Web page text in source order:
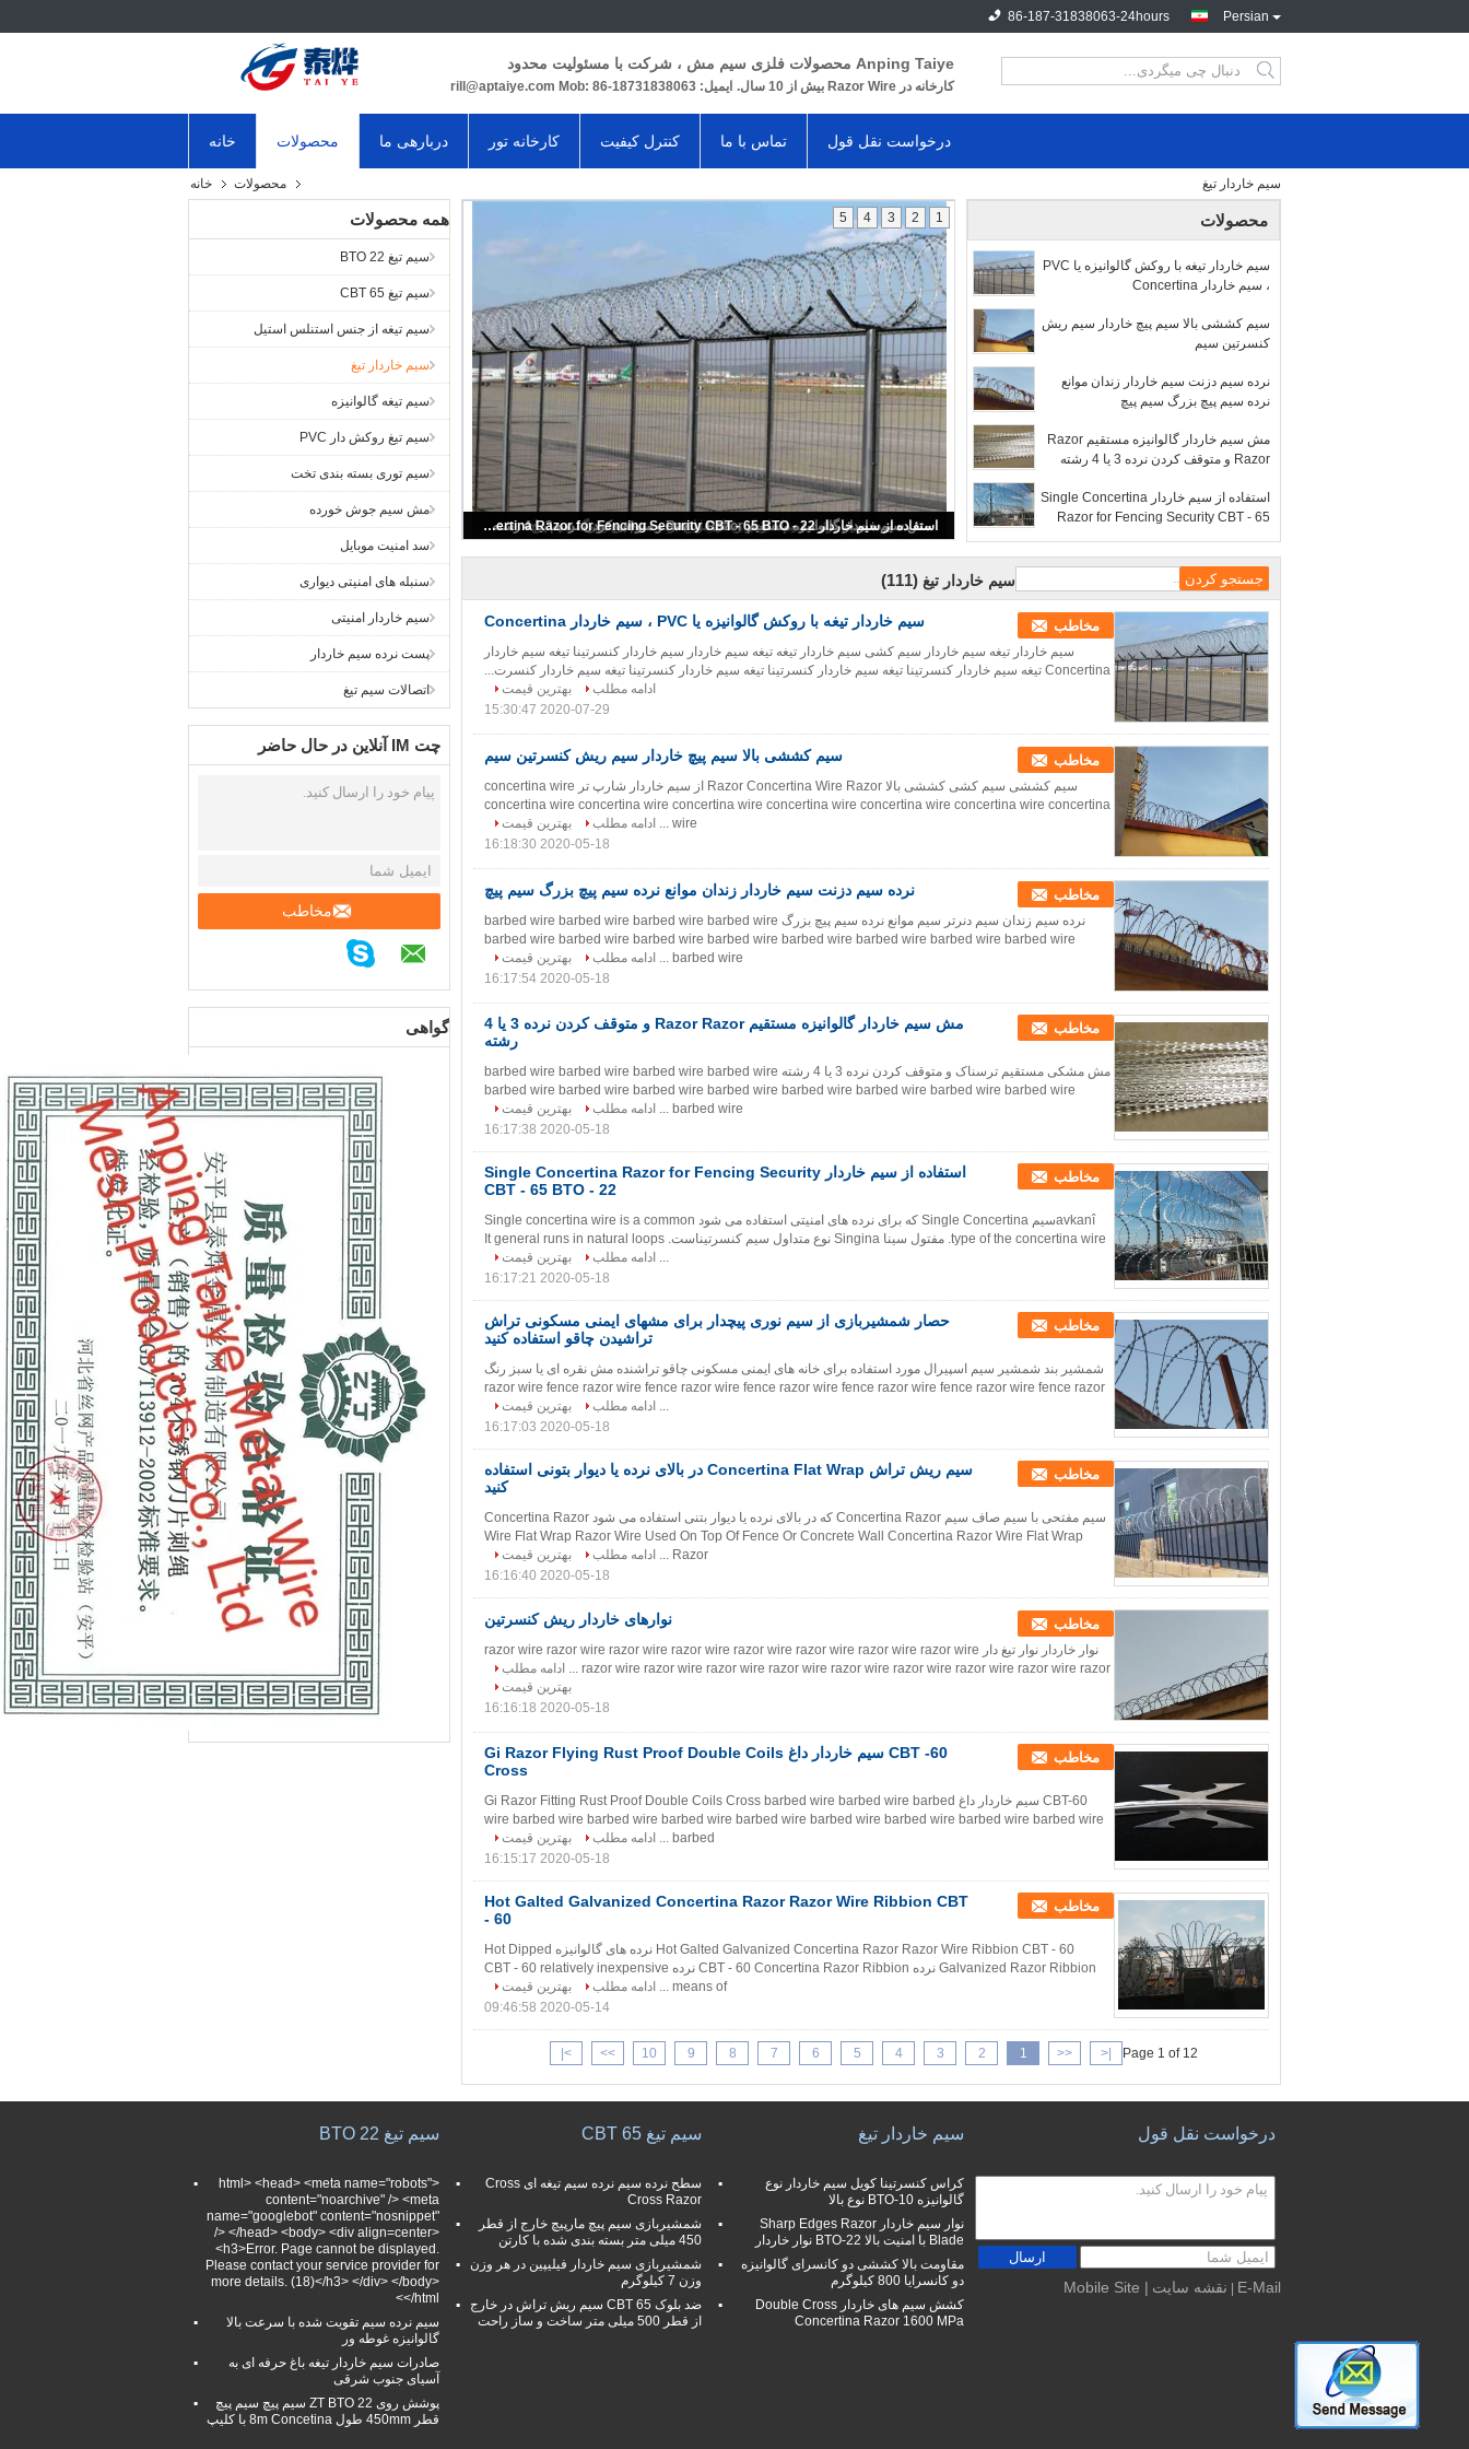
Persian
86-187-31838063-24hours
Anping Taiye محصولات فلزی سیم مش ، شرکت با مسئولیت محدود
کارخانه در Razor Wire بیش از 10 سال. ایمیل: rill@aptaiye.com Mob: 86-18731838063
خانه محصولات دربارهی ما کارخانه تور کنترل کیفیت تماس با ما درخواست نقل قول
خانه محصولات سیم خاردار تیغ
همه محصولات
سیم تیغ BTO 22
سیم تیغ CBT 65
سیم تیغه از جنس استنلس استیل
سیم خاردار تیغ
سیم تیغه گالوانیزه
سیم تیغ روکش دار PVC
سیم توری بسته بندی تخت
مش سیم جوش خورده
سد امنیت موبایل
سنبله های امنیتی دیواری
سیم خاردار امنیتی
پست نرده سیم خاردار
اتصالات سیم تیغ
چت IM آنلاین در حال حاضر
مخاطب
گواهی
سیم خاردار تیغه با روکش گالوانیزه یا PVC ، سیم خاردار Concertina
1
2
3
4
5 محصولات
سیم خاردار تیغه با روکش گالوانیزه یا PVC
، سیم خاردار Concertina
سیم کششی بالا سیم پیچ خاردار سیم ریش
کنسرتین سیم
نرده سیم دزنت سیم خاردار زندان موانع
نرده سیم پیچ بزرگ سیم پیچ
مش سیم خاردار گالوانیزه مستقیم Razor
Razor و متوقف کردن نرده 3 یا 4 رشته
استفاده از سیم خاردار Single Concertina
Razor for Fencing Security CBT - 65
سیم خاردار تیغ (111)
سیم خاردار تیغه با روکش گالوانیزه یا PVC ، سیم خاردار Concertina مخاطب
سیم خاردار تیغه سیم خاردار سیم کشی سیم خاردار تیغه تیغه سیم خاردار سیم خاردار کنسرتینا تیغه سیم خاردار
Concertina تیغه سیم خاردار کنسرتینا تیغه سیم خاردار کنسرتینا تیغه سیم خاردار کنسرتینا تیغه سیم خاردار کنسرت...
ادامه مطلب
بهترین قیمت
2020-07-29 15:30:47
سیم کششی بالا سیم پیچ خاردار سیم ریش کنسرتین سیم مخاطب
سیم کششی سیم کشی کششی بالا Razor Concertina Wire Razor از سیم خاردار شارپ تر concertina wire
concertina wire concertina wire concertina wire concertina wire concertina wire concertina wire concertina
wire ...
ادامه مطلب
بهترین قیمت
2020-05-18 16:18:30
نرده سیم دزنت سیم خاردار زندان موانع نرده سیم پیچ بزرگ سیم پیچ مخاطب
نرده سیم زندان سیم دنرتر سیم موانع نرده سیم پیچ بزرگ barbed wire barbed wire barbed wire barbed wire
barbed wire barbed wire barbed wire barbed wire barbed wire barbed wire barbed wire barbed wire
barbed wire ...
ادامه مطلب
بهترین قیمت
2020-05-18 16:17:54
مش سیم خاردار گالوانیزه مستقیم Razor Razor و متوقف کردن نرده 3 یا 4
رشته
مخاطب
مش مشکی مستقیم ترسناک و متوقف کردن نرده 3 یا 4 رشته barbed wire barbed wire barbed wire barbed wire
barbed wire barbed wire barbed wire barbed wire barbed wire barbed wire barbed wire barbed wire
barbed wire ...
ادامه مطلب
بهترین قیمت
2020-05-18 16:17:38
استفاده از سیم خاردار Single Concertina Razor for Fencing Security
CBT - 65 BTO - 22
مخاطب
avkanîسیم Single Concertina که برای نرده های امنیتی استفاده می شود Single concertina wire is a common
type of the concertina wire. مفتول سینا Singina نوع متداول سیم کنسرتیناست. It general runs in natural loops
... ادامه مطلب
بهترین قیمت
2020-05-18 16:17:21
حصار شمشیربازی از سیم نوری پیچدار برای مشهای ایمنی مسکونی تراش
تراشیدن چاقو استفاده کنید
مخاطب
شمشیر بند شمشیر سیم اسپیرال مورد استفاده برای خانه های ایمنی مسکونی چاقو تراشنده مش نقره ای یا سبز رنگ
razor wire fence razor wire fence razor wire fence razor wire fence razor wire fence razor wire fence razor
... ادامه مطلب
بهترین قیمت
2020-05-18 16:17:03
سیم ریش تراش Concertina Flat Wrap در بالای نرده یا دیوار بتونی استفاده
کنید
مخاطب
سیم مفتحی با سیم صاف سیم Concertina Razor که در بالای نرده یا دیوار بتنی استفاده می شود Concertina Razor
Wire Flat Wrap Razor Wire Used On Top Of Fence Or Concrete Wall Concertina Razor Wire Flat Wrap
Razor ...
ادامه مطلب
بهترین قیمت
2020-05-18 16:16:40
نوارهای خاردار ریش کنسرتین مخاطب
نوار خاردار نوار تیغ دار razor wire razor wire razor wire razor wire razor wire razor wire razor wire razor wire
razor wire razor wire razor wire razor wire razor wire razor wire razor wire razor wire razor ...
ادامه مطلب
بهترین قیمت
2020-05-18 16:16:18
CBT -60 سیم خاردار داغ Gi Razor Flying Rust Proof Double Coils
Cross
مخاطب
CBT-60 سیم خاردار داغ Gi Razor Fitting Rust Proof Double Coils Cross barbed wire barbed wire barbed
wire barbed wire barbed wire barbed wire barbed wire barbed wire barbed wire barbed wire barbed wire
barbed ...
ادامه مطلب
بهترین قیمت
2020-05-18 16:15:17
Hot Galted Galvanized Concertina Razor Razor Wire Ribbion CBT
- 60
مخاطب
Hot Galted Galvanized Concertina Razor Razor Wire Ribbion CBT - 60 نرده های گالوانیزه Hot Dipped
Galvanized Razor Ribbion نرده CBT - 60 Concertina Razor Ribbion نرده CBT - 60 relatively inexpensive
means of ...
ادامه مطلب
بهترین قیمت
2020-05-14 09:46:58
Page 1 of 12
|<
<<
1
2
3
4
5
6
7
8
9
10
>>
>|
سیم تیغ BTO 22
<html> <head> <meta name="robots"
content="noarchive" /> <meta
name="googlebot" content="nosnippet"
/> </head> <body> <div align=center>
<h3>Error. Page cannot be displayed.
Please contact your service provider for
more details. (18)</h3> </div> </body>
</html>
سیم نرده سیم تقویت شده با سرعت بالا
گالوانیزه غوطه ور
صادرات سیم خاردار تیغه باغ حرفه ای به
آسیای جنوب شرقی
پوشش روی ZT BTO 22 سیم پیچ سیم پیچ
قطر 450mm طول 8m Concetina با کلیپ
سیم تیغ CBT 65
سطح نرده سیم نرده سیم تیغه ای Cross
Cross Razor
شمشیربازی سیم پیچ مارپیچ خارج از قطر
450 میلی متر بسته بندی شده با کارتن
شمشیربازی سیم خاردار فیلیپین در هر وزن
وزن 7 کیلوگرم
ضد بلوک CBT 65 سیم ریش تراش در خارج
از قطر 500 میلی متر ساخت و ساز راحت
سیم خاردار تیغ
کراس کنسرتینا کویل سیم خاردار نوع
گالوانیزه BTO-10 نوع بالا
نوار سیم خاردار Sharp Edges Razor
Blade با امنیت بالا BTO-22 نوار خاردار
مقاومت بالا کششی دو كانسرای گالوانیزه
دو كانسرایا 800 كيلوگرم
کشش سیم های خاردار Double Cross
Concertina Razor 1600 MPa
درخواست نقل قول
ارسال
E-Mail نقشه سایت | Mobile Site